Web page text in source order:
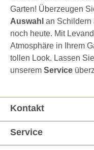
Garten! Überzeugen
Auswahl an Schildern
noch heute. Mit
Atmosphäre in Ihrem
tollen Look. Lassen
unserem Service
Kontakt
Service